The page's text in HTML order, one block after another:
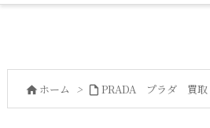
 ホーム >  PRADA プラダ 買取